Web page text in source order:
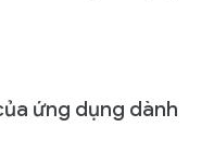
ứng dụng dành